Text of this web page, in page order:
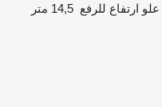
علو ارتفاع للرفع 14,5 متر